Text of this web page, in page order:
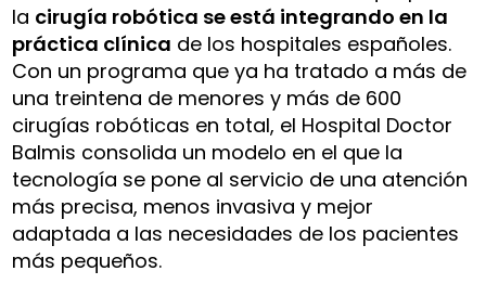
la cirugía robótica se está integrando en la
práctica clínica de los hospitales españoles.
Con un programa que ya ha tratado a más de
una treintena de menores y más de 600
cirugías robóticas en total, el Hospital Doctor
Balmis consolida un modelo en el que la
tecnología se pone al servicio de una atención
más precisa, menos invasiva y mejor
adaptada a las necesidades de los pacientes
más pequeños.